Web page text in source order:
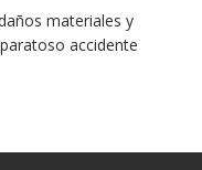
materiales y
accidente